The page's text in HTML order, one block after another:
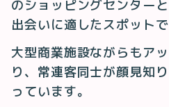
のショッピングセンター
出会いに適したスポットで
大型商業施設ながらもア
り、常連客同士が顔見知
っています。